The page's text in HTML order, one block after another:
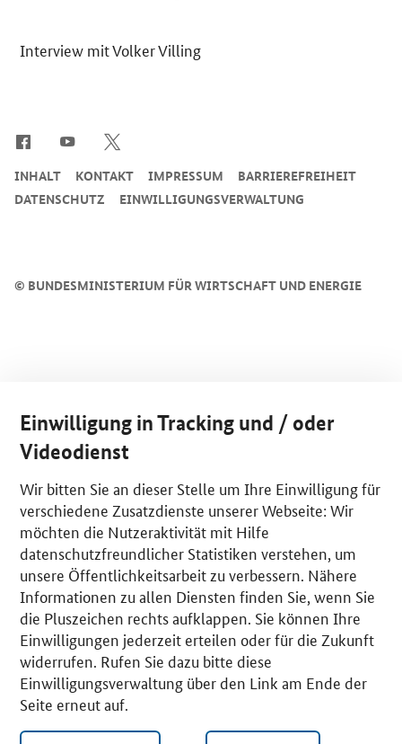
Interview mit Volker Villing
© BUNDESMINISTERIUM FÜR WIRTSCHAFT UND ENERGIE
INHALT KONTAKT IMPRESSUM
BARRIEREFREIHEIT
DATENSCHUTZ
EINWILLIGUNGSVERWALTUNG
Einwilligung in Tracking und / oder
Videodienst
Wir bitten Sie an dieser Stelle um Ihre Einwilligung für
verschiedene Zusatzdienste unserer Webseite: Wir
möchten die Nutzeraktivität mit Hilfe
datenschutzfreundlicher Statistiken verstehen, um
unsere Öffentlichkeitsarbeit zu verbessern. Nähere
Informationen zu allen Diensten finden Sie, wenn Sie
die Pluszeichen rechts aufklappen. Sie können Ihre
Einwilligungen jederzeit erteilen oder für die Zukunft
widerrufen. Rufen Sie dazu bitte diese
Einwilligungsverwaltung über den Link am Ende der
Seite erneut auf.